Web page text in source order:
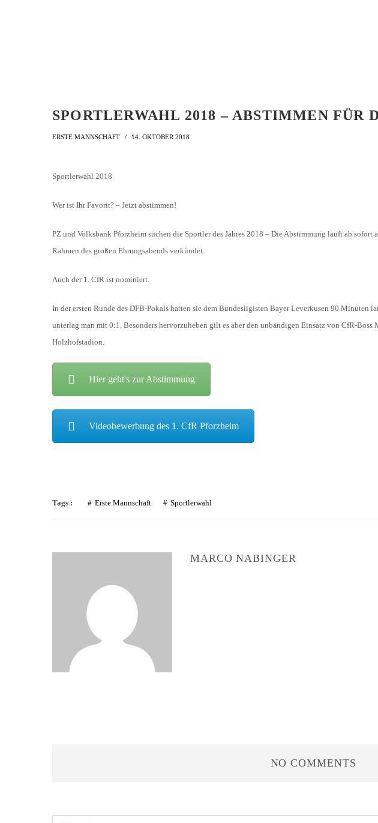
SPORTLERWAHL 2018 – ABSTIMMEN FÜR
ERSTE MANNSCHAFT 14. OKTOBER 2018
Sportlerwahl 2018
Wer ist Ihr Favorit? – Jetzt abstimmen!
PZ und Volksbank Pforzheim suchen die Sportler des Jahres 2018 – Die Abstimmung läuft ab
Rahmen des großen Ehrungsabends verkündet.
Auch der 1. CfR ist nominiert.
In der ersten Runde des DFB-Pokals hatten sie dem Bundesligisten Bayer Leverkusen 90 Minuten
unterlag man mit 0:1. Besonders hervorzuheben gilt es aber den unbändigen Einsatz von CfR-Boss
Holzhofstadion.
Hier geht's zur Abstimmung
Videobewerbung des 1. CfR Pforzheim
Tags : Erste Mannschaft Sportlerwahl
MARCO NABINGER
NO COMMENTS